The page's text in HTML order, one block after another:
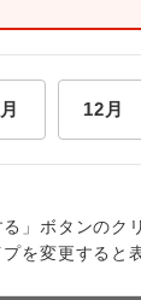
12月
る」ボタンのク
を変更すると